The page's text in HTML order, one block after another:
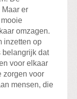
er
omzagen.
inzetten op
belangrijk dat
voor elkaar
zorgen voor
mensen, die